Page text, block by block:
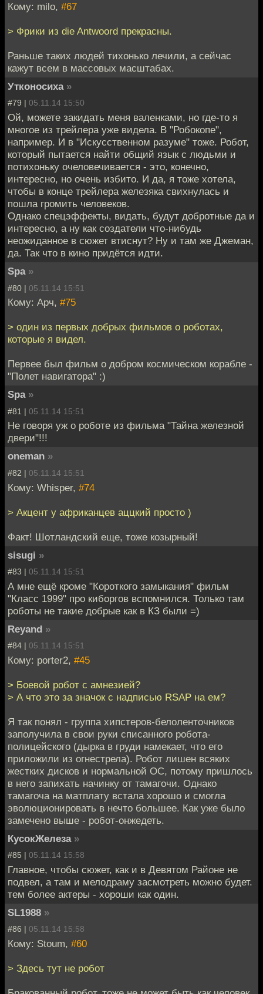
Кому: milo, #67
> Фрики из die Antwoord прекрасны.
Раньше таких людей тихонько лечили, а сейчас
кажут всем в массовых масштабах.
Утконосиха »
#79 | 05.11.14 15:50
Ой, можете закидать меня валенками, но где-то я
многое из трейлера уже видела. В "Робокопе",
например. И в "Искусственном разуме" тоже. Робот,
который пытается найти общий язык с людьми и
потихоньку очеловечивается - это, конечно,
интересно, но очень избито. И да, я тоже хотела,
чтобы в конце трейлера железяка свихнулась и
пошла громить человеков.
Однако спецэффекты, видать, будут добротные да и
интересно, а ну как создатели что-нибудь
неожиданное в сюжет втиснут? Ну и там же Джеман,
да. Так что в кино придётся идти.
Spa »
#80 | 05.11.14 15:51
Кому: Арч, #75
> один из первых добрых фильмов о роботах,
которые я видел.
Первее был фильм о добром космическом корабле -
"Полет навигатора" :)
Spa »
#81 | 05.11.14 15:51
Не говоря уж о роботе из фильма "Тайна железной
двери"!!!
oneman »
#82 | 05.11.14 15:51
Кому: Whisper, #74
> Акцент у африканцев аццкий просто )
Факт! Шотландский еще, тоже козырный!
sisugi »
#83 | 05.11.14 15:51
А мне ещё кроме "Короткого замыкания" фильм
"Класс 1999" про киборгов вспомнился. Только там
роботы не такие добрые как в КЗ были =)
Reyand »
#84 | 05.11.14 15:51
Кому: porter2, #45
> Боевой робот с амнезией?
> А что это за значок с надписью RSAP на ем?
Я так понял - группа хипстеров-белоленточников
заполучила в свои руки списанного робота-
полицейского (дырка в груди намекает, что его
приложили из огнестрела). Робот лишен всяких
жестких дисков и нормальной ОС, потому пришлось
в него запихать начинку от тамагочи. Однако
тамагоча на матплату встала хорошо и смогла
эволюционировать в нечто большее. Как уже было
замечено выше - робот-онжедеть.
КусокЖелеза »
#85 | 05.11.14 15:58
Главное, чтобы сюжет, как и в Девятом Районе не
подвел, а там и мелодраму засмотреть можно будет.
тем более актеры - хороши как один.
SL1988 »
#86 | 05.11.14 15:58
Кому: Stoum, #60
> Здесь тут не робот